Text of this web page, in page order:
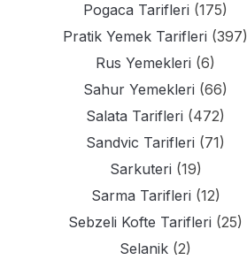
Pogaca Tarifleri (175)
Pratik Yemek Tarifleri (397)
Rus Yemekleri (6)
Sahur Yemekleri (66)
Salata Tarifleri (472)
Sandvic Tarifleri (71)
Sarkuteri (19)
Sarma Tarifleri (12)
Sebzeli Kofte Tarifleri (25)
Selanik (2)